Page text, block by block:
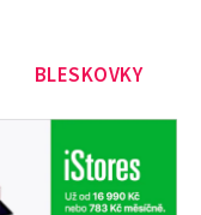
BLESKOVKY